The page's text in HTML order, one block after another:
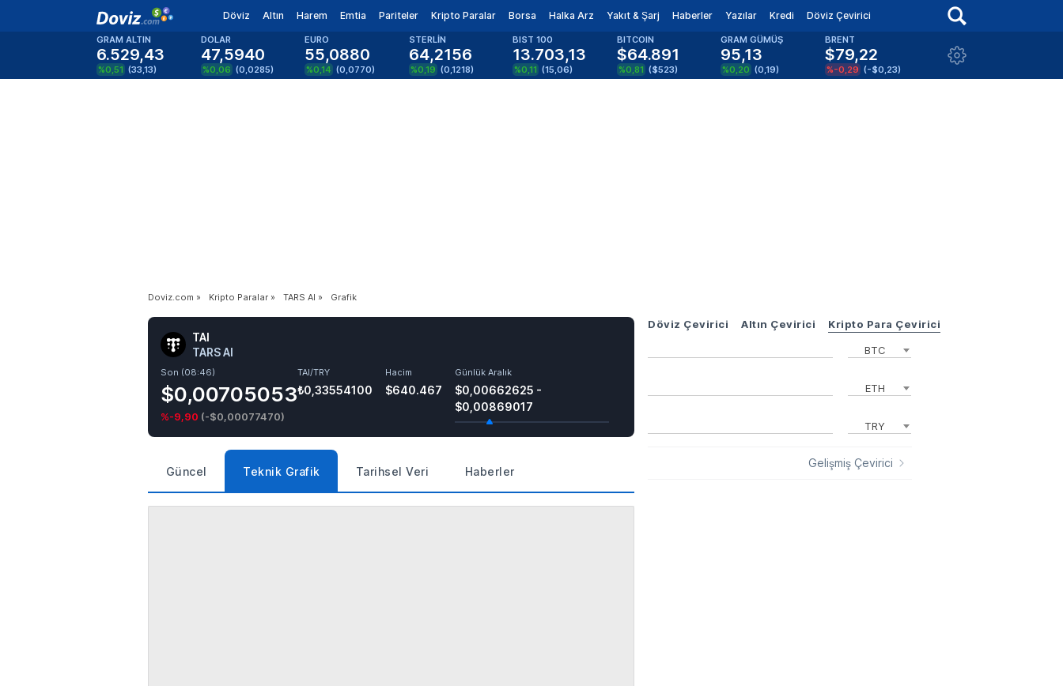
Döviz Altın Harem Emtia Pariteler Kripto Paralar Borsa Halka Arz Yakıt & Şarj Haberler Yazılar Kredi Döviz Çevirici
GRAM ALTIN
6.529,43
%0,51 (33,13)
DOLAR
47,5940
%0,06 (0,0285)
EURO
55,0880
%0,14 (0,0770)
STERLİN
64,2156
%0,19 (0,1218)
BIST 100
13.703,13
%0,11 (15,06)
BITCOIN
$64.891
%0,81 ($523)
GRAM GÜMÜŞ
95,13
%0,20 (0,19)
BRENT
$79,22
%-0,29 (-$0,23)
Doviz.com » Kripto Paralar » TARS AI » Grafik
TAI
TARS AI
Son (08:46)
$0,00705053
%-9,90 (-$0,00077470)
TAI/TRY
₺0,33554100
Hacim
$640.467
Günlük Aralık
$0,00662625 -
$0,00869017
Güncel Teknik Grafik Tarihsel Veri Haberler
Döviz Çevirici Altın Çevirici Kripto Para Çevirici
BTC
ETH
TRY
Gelişmiş Çevirici